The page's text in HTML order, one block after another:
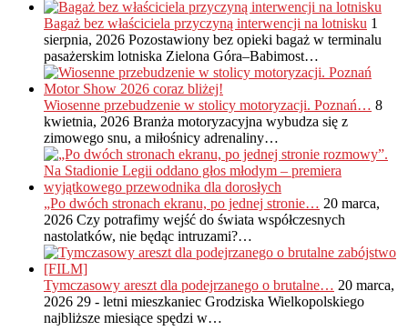
Bagaż bez właściciela przyczyną interwencji na lotnisku 1
sierpnia, 2026 Pozostawiony bez opieki bagaż w terminalu
pasażerskim lotniska Zielona Góra–Babimost…
Wiosenne przebudzenie w stolicy motoryzacji. Poznań… 8
kwietnia, 2026 Branża motoryzacyjna wybudza się z
zimowego snu, a miłośnicy adrenaliny…
„Po dwóch stronach ekranu, po jednej stronie… 20 marca,
2026 Czy potrafimy wejść do świata współczesnych
nastolatków, nie będąc intruzami?…
Tymczasowy areszt dla podejrzanego o brutalne… 20 marca,
2026 29 - letni mieszkaniec Grodziska Wielkopolskiego
najbliższe miesiące spędzi w…